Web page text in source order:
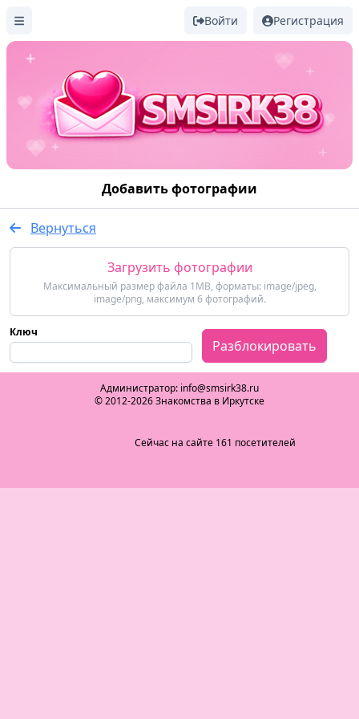
Войти Регистрация
Добавить фотографии
Вернуться
Загрузить фотографии
Максимальный размер файла 1MB, форматы: image/jpeg,
image/png, максимум 6 фотографий.
Ключ
Разблокировать
Администратор: info@smsirk38.ru
© 2012-2026 Знакомства в Иркутске
Сейчас на сайте 161 посетителей